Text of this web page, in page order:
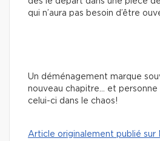
qui n’aura pas besoin d’être
Un déménagement marque
nouveau chapitre… et
celui-ci dans le chaos!
Article originalement publié sur